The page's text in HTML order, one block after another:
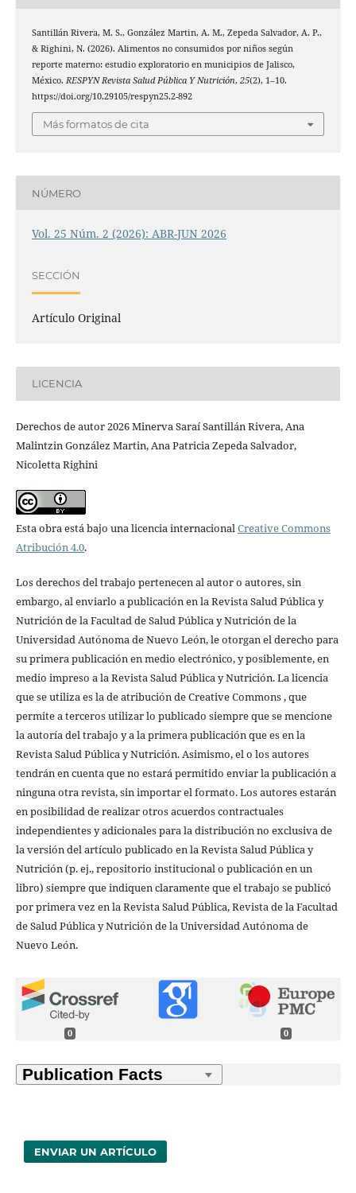
Santillán Rivera, M. S., González Martin, A. M., Zepeda Salvador, A. P.,
& Righini, N. (2026). Alimentos no consumidos por niños según
reporte materno: estudio exploratorio en municipios de Jalisco,
México. RESPYN Revista Salud Pública Y Nutrición, 25(2), 1–10.
https://doi.org/10.29105/respyn25.2-892
Más formatos de cita
NÚMERO
Vol. 25 Núm. 2 (2026): ABR-JUN 2026
SECCIÓN
Artículo Original
LICENCIA
Derechos de autor 2026 Minerva Saraí Santillán Rivera, Ana
Malintzin González Martin, Ana Patricia Zepeda Salvador,
Nicoletta Righini
Esta obra está bajo una licencia internacional Creative Commons
Atribución 4.0.
Los derechos del trabajo pertenecen al autor o autores, sin
embargo, al enviarlo a publicación en la Revista Salud Pública y
Nutrición de la Facultad de Salud Pública y Nutrición de la
Universidad Autónoma de Nuevo León, le otorgan el derecho para
su primera publicación en medio electrónico, y posiblemente, en
medio impreso a la Revista Salud Pública y Nutrición. La licencia
que se utiliza es la de atribución de Creative Commons , que
permite a terceros utilizar lo publicado siempre que se mencione
la autoría del trabajo y a la primera publicación que es en la
Revista Salud Pública y Nutrición. Asimismo, el o los autores
tendrán en cuenta que no estará permitido enviar la publicación a
ninguna otra revista, sin importar el formato. Los autores estarán
en posibilidad de realizar otros acuerdos contractuales
independientes y adicionales para la distribución no exclusiva de
la versión del artículo publicado en la Revista Salud Pública y
Nutrición (p. ej., repositorio institucional o publicación en un
libro) siempre que indiquen claramente que el trabajo se publicó
por primera vez en la Revista Salud Pública, Revista de la Facultad
de Salud Pública y Nutrición de la Universidad Autónoma de
Nuevo León.
0 0
ENVIAR UN ARTÍCULO